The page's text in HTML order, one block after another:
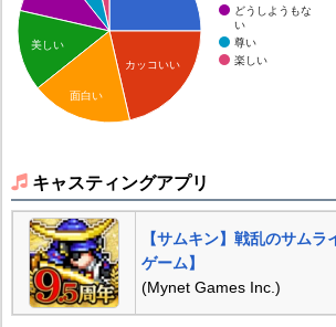
どうしようもな
い
尊い
楽しい
カッコいい
美しい
面白い
キャスティングアプリ
【サムキン】戦乱のサムラ
ゲーム】
(Mynet Games Inc.)